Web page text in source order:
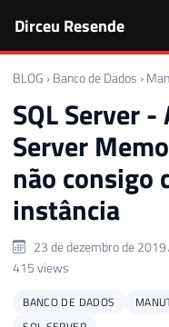
Dirceu Resende
BLOG › Banco de Dados ›
SQL Server
Server
não consigo
instância
23 de dezembro de 2019
415 views
BANCO DE DADOS